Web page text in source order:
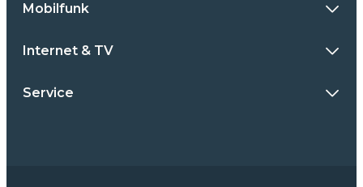
Mobilfunk
Internet & TV
Service